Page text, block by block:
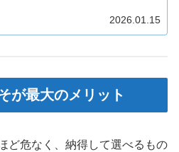
2026.01.15
が最大のメリット
ど危なく、納得して選べるもの